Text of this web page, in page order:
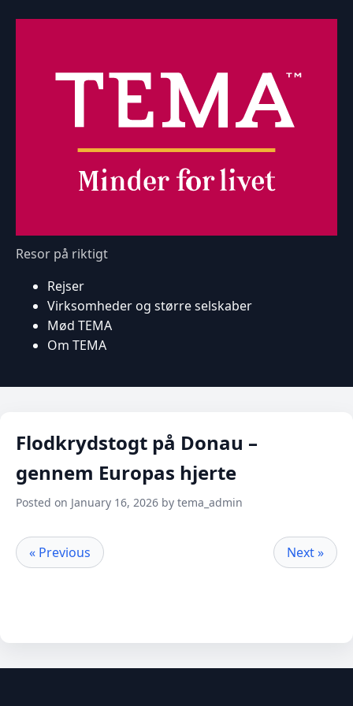
Resor på riktigt
Rejser
Virksomheder og større selskaber
Mød TEMA
Om TEMA
Flodkrydstogt på Donau –
gennem Europas hjerte
Posted on January 16, 2026 by tema_admin
« Previous Next »